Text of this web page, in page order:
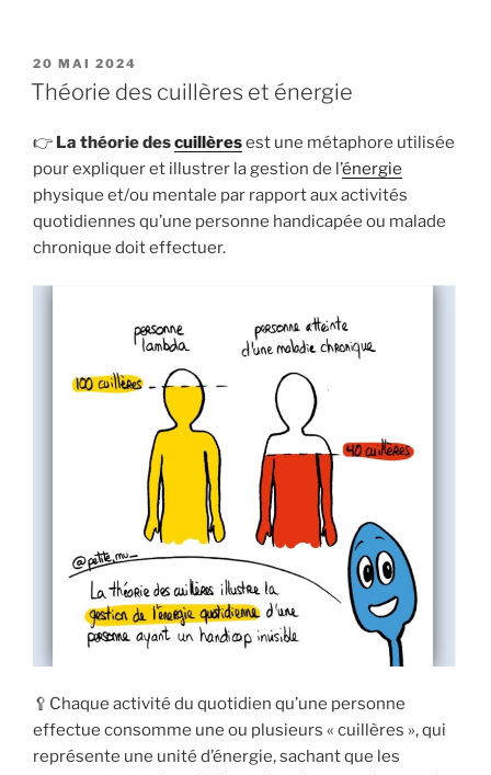
PUBLIÉ
LE
20 MAI 2024
Théorie des cuillères et énergie
👉 La théorie descuillèresest une métaphore utilisée
pour expliquer et illustrer la gestion de l’énergie
physique et/ou mentale par rapport aux activités
quotidiennes qu’une personne handicapée ou malade
chronique doit effectuer.
🥄Chaque activité du quotidien qu’une personne
effectue consomme une ou plusieurs « cuillères », qui
représente une unité d’énergie, sachant que les